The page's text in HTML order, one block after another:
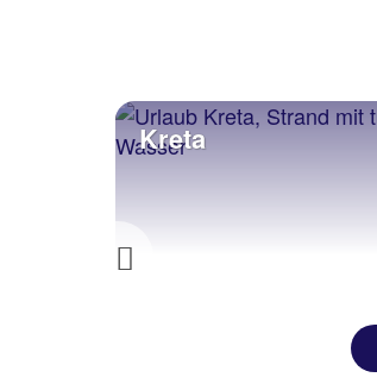
Previous
Kreta